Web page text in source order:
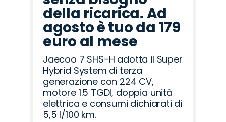
della ricarica. Ad
agosto è tuo da 179
euro al mese
Jaecoo 7 SHS-H adotta il Super
Hybrid System di terza
generazione con 224 CV,
motore 1.5 TGDI, doppia unità
elettrica e consumi dichiarati di
5,5 l/100 km.